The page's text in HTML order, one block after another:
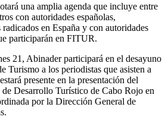
una amplia agenda que incluye entre
con autoridades españolas,
en España y con autoridades
participarán en FITUR.
21, Abinader participará en el desayuno
Turismo a los periodistas que asisten a
presente en la presentación del
Desarrollo Turístico de Cabo Rojo en
por la Dirección General de